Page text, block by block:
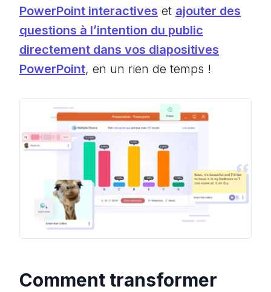
PowerPoint interactives et ajouter des
questions à l’intention du public
directement dans vos diapositives
PowerPoint, en un rien de temps !
Comment transformer